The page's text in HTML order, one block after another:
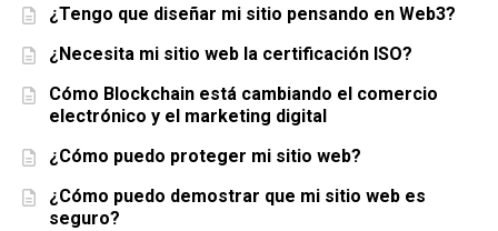
¿Tengo que diseñar mi sitio pensando en Web3?
¿Necesita mi sitio web la certificación ISO?
Cómo Blockchain está cambiando el comercio
electrónico y el marketing digital
¿Cómo puedo proteger mi sitio web?
¿Cómo puedo demostrar que mi sitio web es
seguro?